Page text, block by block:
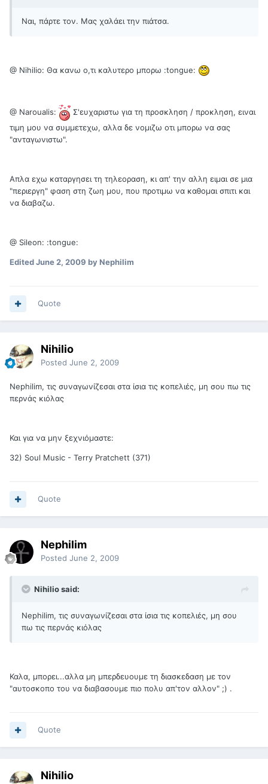
Ναι, πάρτε τον. Μας χαλάει την πιάτσα.
@ Nihilio: Θα κανω ο,τι καλυτερο μπορω :tongue:
@ Naroualis:
Σ'ευχαριστω για τη προσκληση / προκληση, ειναι
τιμη μου να συμμετεχω, αλλα δε νομιζω οτι μπορω να σας
"ανταγωνιστω".
Απλα εχω καταργησει τη τηλεοραση, κι απ' την αλλη ειμαι σε μια
"περιεργη" φαση στη ζωη μου, που προτιμω να καθομαι σπιτι και
να διαβαζω.
@ Sileon: :tongue:
EditedJune 2, 2009 by Nephilim
Quote
Nihilio
Posted June 2, 2009
Nephilim, τις συναγωνίζεσαι στα ίσια τις κοπελιές, μη σου πω τις
περνάς κιόλας
Και για να μην ξεχνιόμαστε:
32) Soul Music - Terry Pratchett (371)
Quote
Nephilim
Posted June 2, 2009
Nihilio said:
Nephilim, τις συναγωνίζεσαι στα ίσια τις κοπελιές, μη σου
πω τις περνάς κιόλας
Καλα, μπορει...αλλα μη μπερδευουμε τη διασκεδαση με τον
"αυτοσκοπο του να διαβασουμε πιο πολυ απ'τον αλλον" ;) .
Quote
Nihilio